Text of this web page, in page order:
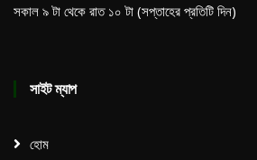
সকাল ৯ টা থেকে রাত ১০ টা (সপ্তাহের প্রতিটি দিন)
সাইট ম্যাপ
হোম